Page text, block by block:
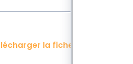
la fiche en PDF